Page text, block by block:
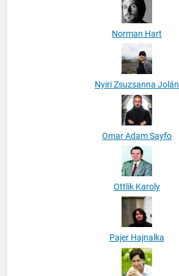
Norman Hart
Nyiri Zsuzsanna Jolán
Omar Adam Sayfo
Ottlik Karoly
Pajer Hajnalka